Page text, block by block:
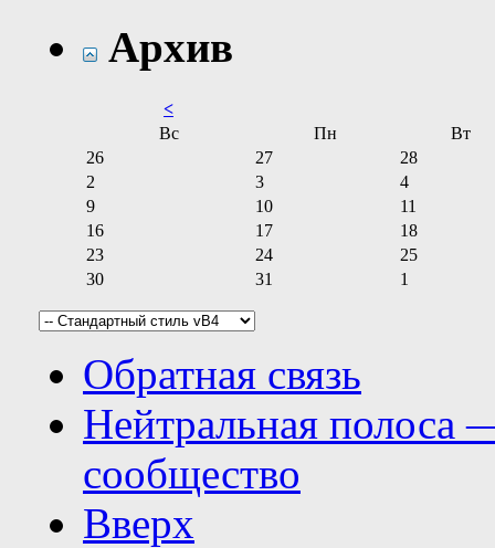
Архив
<
Вс
Пн
Вт
26
27
28
2
3
4
9
10
11
16
17
18
23
24
25
30
31 1
Обратная связь
Нейтральная полоса
сообщество
Вверх